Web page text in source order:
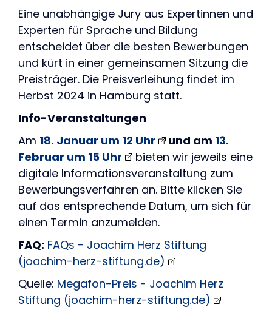
Eine unabhängige Jury aus Expertinnen und
Experten für Sprache und Bildung
entscheidet über die besten Bewerbungen
und kürt in einer gemeinsamen Sitzung die
Preisträger. Die Preisverleihung findet im
Herbst 2024 in Hamburg statt.
Info-Veranstaltungen
Am 18. Januar um 12 Uhr und am 13.
Februar um 15 Uhr
bieten wir jeweils eine
digitale Informationsveranstaltung zum
Bewerbungsverfahren an. Bitte klicken Sie
auf das entsprechende Datum, um sich für
einen Termin anzumelden.
FAQ: FAQs - Joachim Herz Stiftung
(joachim-herz-stiftung.de)
Quelle: Megafon-Preis - Joachim Herz
Stiftung (joachim-herz-stiftung.de)